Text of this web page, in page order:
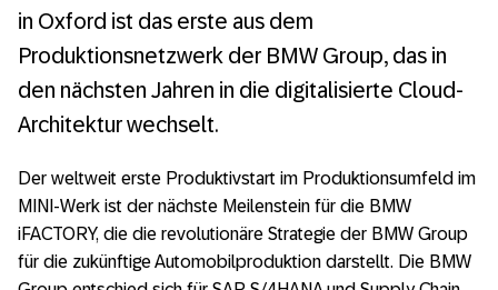
in Oxford ist das erste aus dem
Produktionsnetzwerk der BMW Group, das in
den nächsten Jahren in die digitalisierte Cloud-
Architektur wechselt.
Der weltweit erste Produktivstart im Produktionsumfeld im
MINI-Werk ist der nächste Meilenstein für die BMW
iFACTORY, die die revolutionäre Strategie der BMW Group
für die zukünftige Automobilproduktion darstellt. Die BMW